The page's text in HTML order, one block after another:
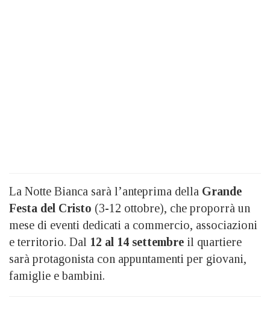
La Notte Bianca sarà l’anteprima della Grande
Festa del Cristo (3-12 ottobre), che proporrà un
mese di eventi dedicati a commercio, associazioni
e territorio. Dal 12 al 14 settembre il quartiere
sarà protagonista con appuntamenti per giovani,
famiglie e bambini.